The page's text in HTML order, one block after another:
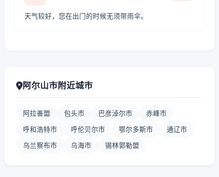
天气较好，您在出门的时候无须带雨伞。
阿尔山市附近城市
阿拉善盟 包头市 巴彦淖尔市 赤峰市
呼和浩特市 呼伦贝尔市 鄂尔多斯市 通辽市
乌兰察布市 乌海市 锡林郭勒盟